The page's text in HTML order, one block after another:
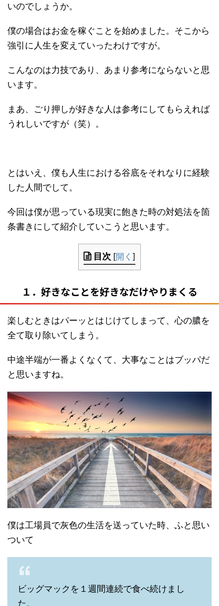
いのでしょうか。
僕の場合はお金を稼ぐことを始めました。そこから
強引に人生を変えていったわけですが。
こんなのは力技であり、あまり参考にならないと思
います。
まあ、ごり押しが好きな人は参考にしてもらえれば
うれしいですが（笑）。
とはいえ、僕も人生における谷底をそれなりに経験
した人間でして。
今回は僕が思っている現実に飽きた時の対処法を箇
条書きにして紹介していこうと思います。
目次 [開く ]
１．好きなことを好きなだけやりまくる
楽しむときはパーッとはじけてしまって、心の膿を
全て取り除いてしまう。
中途半端が一番よくなくて、大事なことはブッパだ
と思いますね。
僕は工場員で灰色の生活を送っていた時、ふと思い
ついて
ビッグマックを１週間連続で食べ続けまし
た。